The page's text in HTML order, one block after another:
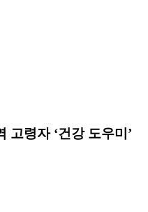
고령자 ‘건강 도우미’